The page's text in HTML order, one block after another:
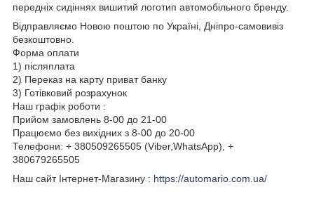
передніх сидіннях вишитий логотип автомобільного бренду.
Відправляємо Новою поштою по Україні, Дніпро-самовивіз
безкоштовно.
Форма оплати
1) післяплата
2) Переказ на карту приват банку
3) Готівковий розрахунок
Наш графік роботи :
Прийом замовлень 8-00 до 21-00
Працюємо без вихідних з 8-00 до 20-00
Телефони: + 380509265505 (Viber,WhatsApp), +
380679265505
Наш сайт Інтернет-Магазину : https://automario.com.ua/